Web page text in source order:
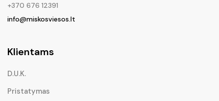
+370 676 12391
info@miskosviesos.lt
Klientams
D.U.K.
Pristatymas